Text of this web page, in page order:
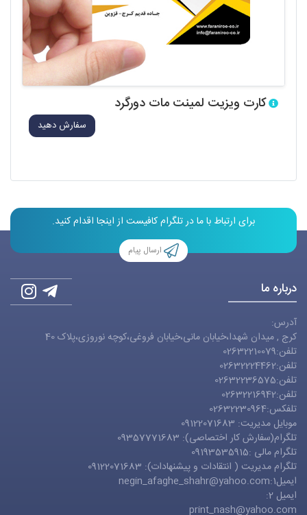
کارت ویزیت لمینت مات دورگرد
سفارش دهید
برای ارتباط با ما در تلگرام کافیست از اینجا اقدام کنید.
ارسال پیام
درباره ما
آدرس:
کرج , میدان شهدا،خیابان مانی،خیابان فروغی،کوچه نوروزی،پلاک 40
تلفن:02632210079
تلفن:02632224462
تلفن:02632236575
تلفن:02632216942
تلفکس:02632230964
موبایل مدیریت: 09122071683
تلگرام(سفارش کار اختصاصی): 09357771683
تلگرام مالی :09193535915
تلگرام مدیریت ( انتقادات و پیشنهادات): 09122071683
ایمیل1: negin_afaghe_shahr@yahoo.com
ایمیل 2:
print_nash@yahoo.com